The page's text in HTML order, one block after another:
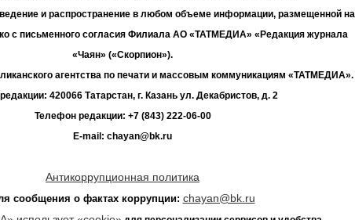
и распространение в любом объеме информации, размещенной на
с письменного согласия Филиала АО «ТАТМЕДИА» «Редакция журнала
«Чаян» («Скорпион»).
агентства по печати и массовым коммуникациям «ТАТМЕДИА».
420066 Татарстан, г. Казань ул. Декабристов, д. 2
Телефон редакции: +7 (843) 222-06-00
E-mail: chayan@bk.ru
Антикоррупционная политика
сообщения о фактах коррупции: chayan@bk.ru